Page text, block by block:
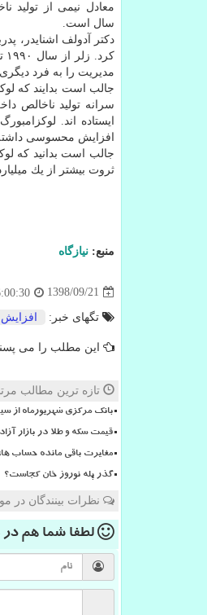
سال است.
مدیریت را به فرد
ایستاده اند.
افزایش محسوسی
ثروت بیشتر از یك
منبع: نیازگاه
1398/09/21
تگهای خبر: افزایش
این مطلب را می
تازه ترین مطالب
بانک مرکزی شهریورماه از
قیمت سکه و طلا در بازار آزاد در ۱۲
مغایرت باقی مانده حساب های مشتریان تا
گذر پله نوروز خان کجاست؟
نظرات بینندگان در
لطفا شما همدر